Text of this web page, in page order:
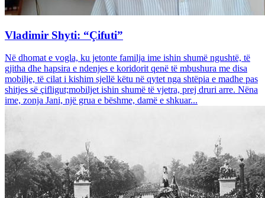
Vladimir Shyti: “Çifuti”
Në dhomat e vogla, ku jetonte familja ime ishin shumë ngushtë, të
gjitha dhe hapsira e ndenjes e koridorit qenë të mbushura me disa
mobilje, të cilat i kishim sjellë këtu në qytet nga shtëpia e madhe pas
shitjes së çifligut;mobiljet ishin shumë të vjetra, prej druri arre. Nëna
ime, zonja Jani, një grua e bëshme, damë e shkuar...